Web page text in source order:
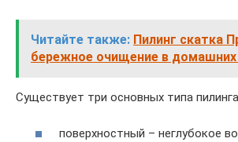
Читайте также: Пилинг скатка
бережное очищение в домашних
Существует три основных типа
поверхностный – неглубокое